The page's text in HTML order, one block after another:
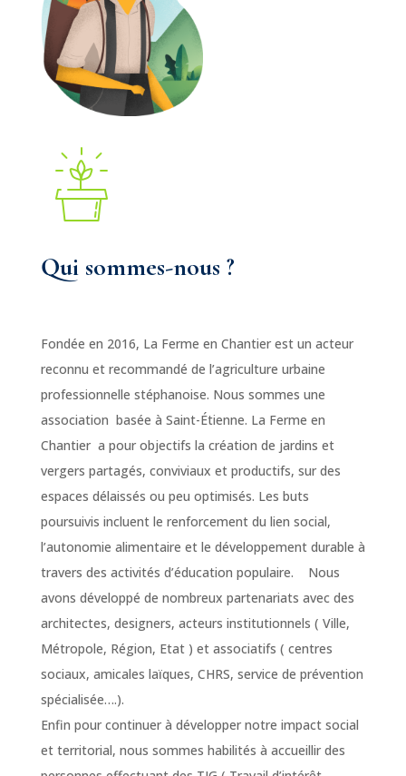
Qui sommes-nous ?
Fondée en 2016, La Ferme en Chantier est un acteur
reconnu et recommandé de l’agriculture urbaine
professionnelle stéphanoise. Nous sommes une
association basée à Saint-Étienne. La Ferme en
Chantier a pour objectifs la création de jardins et
vergers partagés, conviviaux et productifs, sur des
espaces délaissés ou peu optimisés. Les buts
poursuivis incluent le renforcement du lien social,
l’autonomie alimentaire et le développement durable à
travers des activités d’éducation populaire. Nous
avons développé de nombreux partenariats avec des
architectes, designers, acteurs institutionnels ( Ville,
Métropole, Région, Etat ) et associatifs ( centres
sociaux, amicales laïques, CHRS, service de prévention
spécialisée….).
Enfin pour continuer à développer notre impact social
et territorial, nous sommes habilités à accueillir des